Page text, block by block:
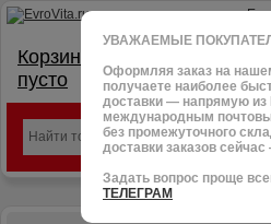
Корзина:
пусто
УВАЖАЕМЫЕ
Оформляя заказ на
получаете наиболее
доставки — напрямую из
международным
без промежуточного
доставки заказов
Задать вопрос проще
ТЕЛЕГРАМ